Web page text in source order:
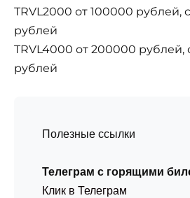
TRVL2000 от 100000 рублей,
рублей
TRVL4000 от 200000 рублей,
рублей
Полезные ссылки
Телеграм с горящими
Клик в Телеграм